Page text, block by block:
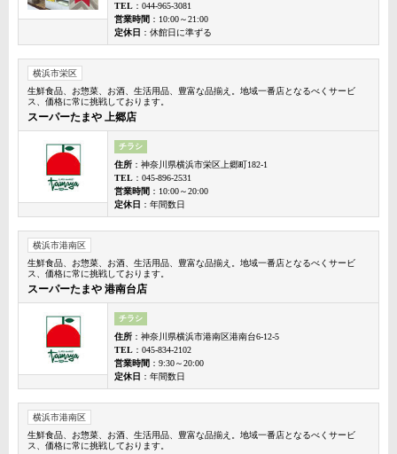
TEL ：044-965-3081
営業時間 ：10:00～21:00
定休日 ：休館日に準ずる
横浜市栄区
生鮮食品、お惣菜、お酒、生活用品、豊富な品揃え。地域一番店となるべくサービ
ス、価格に常に挑戦しております。
スーパーたまや 上郷店
チラシ
住所 ：神奈川県横浜市栄区上郷町182-1
TEL ：045-896-2531
営業時間 ：10:00～20:00
定休日 ：年間数日
横浜市港南区
生鮮食品、お惣菜、お酒、生活用品、豊富な品揃え。地域一番店となるべくサービ
ス、価格に常に挑戦しております。
スーパーたまや 港南台店
チラシ
住所 ：神奈川県横浜市港南区港南台6-12-5
TEL ：045-834-2102
営業時間 ：9:30～20:00
定休日 ：年間数日
横浜市港南区
生鮮食品、お惣菜、お酒、生活用品、豊富な品揃え。地域一番店となるべくサービ
ス、価格に常に挑戦しております。